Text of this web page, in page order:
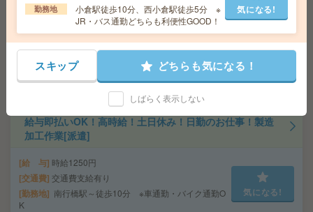
給与即払いOK！高時給！土日休み！日勤のお仕事！目視
給 与 時給1350円
交通費 交通費支給有り
勤務地 新田原駅～車7分 ※車通勤・バイク通勤OK
気になる!
給与即払いOK！高時給！土日休み！日勤のお仕事！製造
加工作業[派遣]
給 与 時給1250円
交通費 交通費支給有り
勤務地
南行橋駅～徒歩10分 ※車通勤・バイク通勤O
K
気になる!
勤務地
小倉駅徒歩10分、西小倉駅徒歩5分 ※
JR・バス通勤どちらも利便性GOOD！
気になる!
スキップ どちらも気になる！
しばらく表示しない